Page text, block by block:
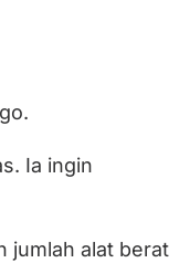
Ia ingin
jumlah alat berat